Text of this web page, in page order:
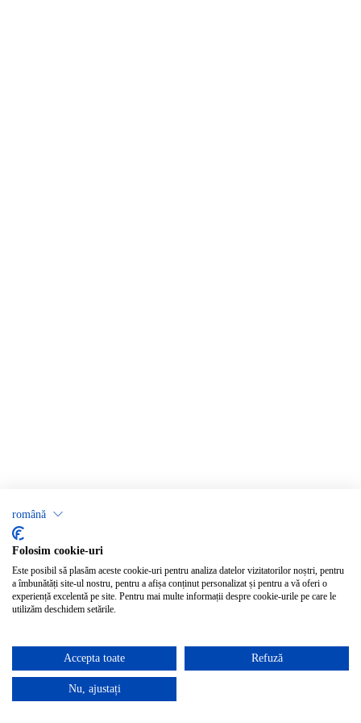
română
Folosim cookie-uri
Este posibil să plasăm aceste cookie-uri pentru analiza datelor vizitatorilor noștri, pentru
a îmbunătăți site-ul nostru, pentru a afișa conținut personalizat și pentru a vă oferi o
experiență excelentă pe site. Pentru mai multe informații despre cookie-urile pe care le
utilizăm deschidem setările.
Accepta toate Refuză
Nu, ajustați